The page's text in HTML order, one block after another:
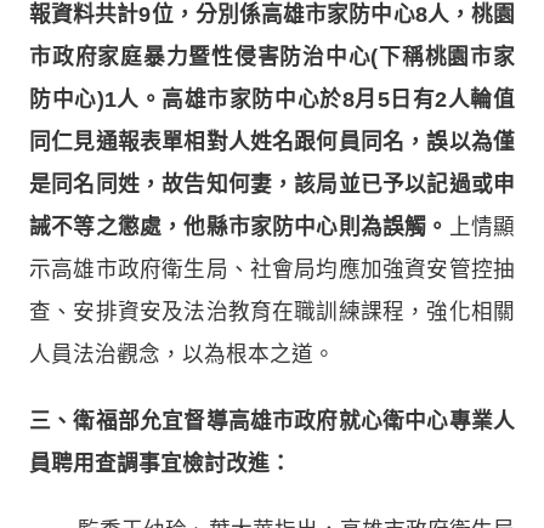
報資料共計9位，分別係高雄市家防中心8人，桃園
市政府家庭暴力暨性侵害防治中心(下稱桃園市家
防中心)1人。高雄市家防中心於8月5日有2人輪值
同仁見通報表單相對人姓名跟何員同名，誤以為僅
是同名同姓，故告知何妻，該局並已予以記過或申
誡不等之懲處，他縣市家防中心則為誤觸。
上情顯
示高雄市政府衛生局、社會局均應加強資安管控抽
查、安排資安及法治教育在職訓練課程，強化相關
人員法治觀念，以為根本之道。
三、衛福部允宜督導高雄市政府就心衛中心專業人
員聘用查調事宜檢討改進：